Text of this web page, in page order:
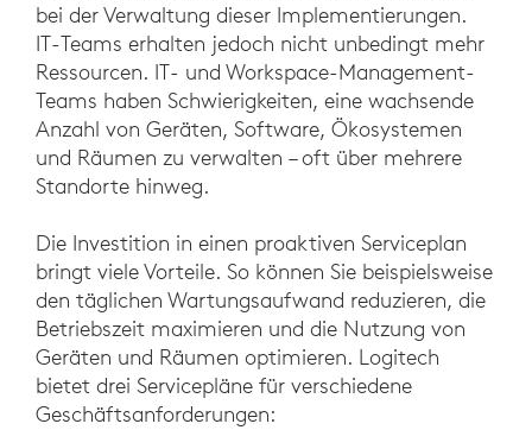
bei der Verwaltung dieser Implementierungen.
IT-Teams erhalten jedoch nicht unbedingt mehr
Ressourcen. IT- und Workspace-Management-
Teams haben Schwierigkeiten, eine wachsende
Anzahl von Geräten, Software, Ökosystemen
und Räumen zu verwalten – oft über mehrere
Standorte hinweg.
Die Investition in einen proaktiven Serviceplan
bringt viele Vorteile. So können Sie beispielsweise
den täglichen Wartungsaufwand reduzieren, die
Betriebszeit maximieren und die Nutzung von
Geräten und Räumen optimieren. Logitech
bietet drei Servicepläne für verschiedene
Geschäftsanforderungen: